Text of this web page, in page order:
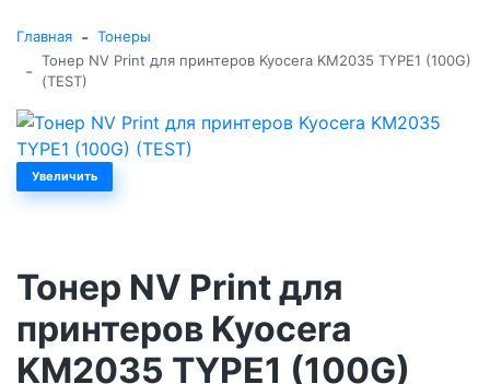
Главная - Тонеры
- Тонер NV Print для принтеров Kyocera KM2035 TYPE1 (100G)
(TEST)
Увеличить
Тонер NV Print для
принтеров Kyocera
KM2035 TYPE1 (100G)